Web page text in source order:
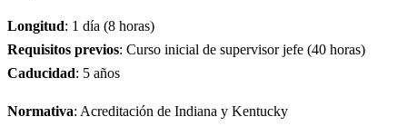
Longitud: 1 día (8 horas)
Requisitos previos: Curso inicial de supervisor jefe (40 horas)
Caducidad: 5 años
Normativa: Acreditación de Indiana y Kentucky